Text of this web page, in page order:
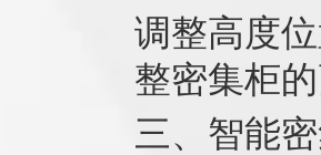
调整高度
整密集柜
三、智能